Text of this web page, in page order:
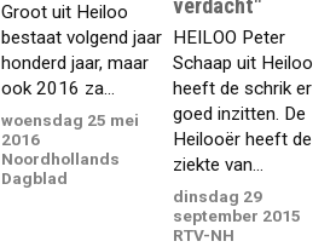
Groot uit Heiloo
bestaat volgend jaar
honderd jaar, maar
ook 2016 za...
woensdag 25 mei
2016
Noordhollands
Dagblad
verdacht"
HEILOO Peter
Schaap uit Heiloo
heeft de schrik er
goed inzitten. De
Heilooër heeft de
ziekte van...
dinsdag 29
september 2015
RTV-NH